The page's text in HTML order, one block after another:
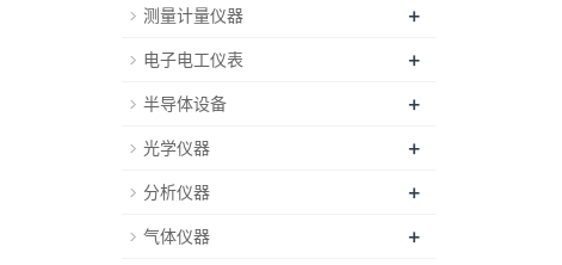
测量计量仪器 +
电子电工仪表 +
半导体设备 +
光学仪器 +
分析仪器 +
气体仪器 +